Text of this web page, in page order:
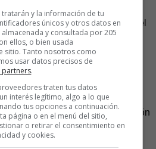
caben varios matices. Por
comunicación, la de la espiral del
Neumann, que indagaba en
minoritarias tendía a no
por miedo a las represiones
su apoyo a esas opiniones
también distorsiona -y de
medir- la realidad en comparación
en foros como redes
sociales.
y la información de tu
únicos y otros datos en
y consultada por 205
ellos, o bien usada
sitio. Tanto nosotros como
usar datos precisos de
partners.
traten tus datos
interés legítimo, algo a lo que
tus opciones a continuación.
página o en el menú del sitio,
o retirar el consentimiento en
y cookies.